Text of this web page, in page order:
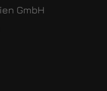
GmbH